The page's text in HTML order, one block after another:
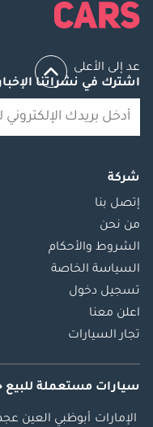
عد إلى الأعلى
اشترك في نشراتنا
شركة
إتصل بنا
من نحن
الشروط والأحكام
السياسة الخاصة
تسجيل دخول
اعلن معنا
تجار السيارات
سيارات مستعملة للبيع
الإمارات أبوظبي العين